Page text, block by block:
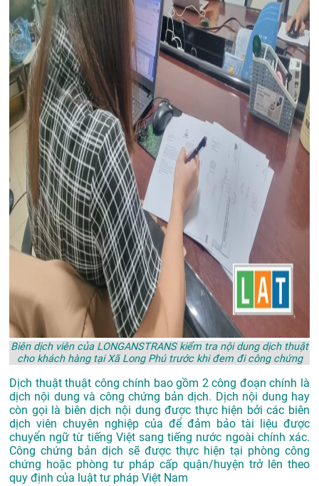
Biên dịch viên của LONGANSTRANS kiểm tra nội dung dịch thuật
cho khách hàng tại Xã Long Phú trước khi đem đi công chứng
Dịch thuật thuật công chính bao gồm 2 công đoạn chính là
dịch nội dung và công chứng bản dịch. Dịch nội dung hay
còn gọi là biên dịch nội dung được thực hiện bởi các biên
dịch viên chuyên nghiệp của để đảm bảo tài liệu được
chuyển ngữ từ tiếng Việt sang tiếng nước ngoài chính xác.
Công chứng bản dịch sẽ được thực hiện tại phòng công
chứng hoặc phòng tư pháp cấp quận/huyện trở lên theo
quy định của luật tư pháp Việt Nam